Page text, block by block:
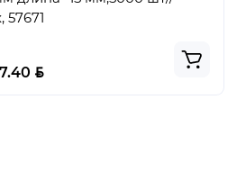
57671
7.40 BYN